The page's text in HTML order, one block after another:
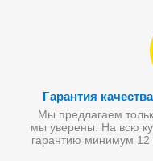
Гарантия
Мы предлагаем
мы уверены. На всю
гарантию минимум 12